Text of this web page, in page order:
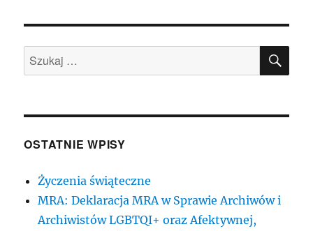
Szukaj:
OSTATNIE WPISY
Życzenia świąteczne
MRA: Deklaracja MRA w Sprawie Archiwów i
Archiwistów LGBTQI+ oraz Afektywnej,